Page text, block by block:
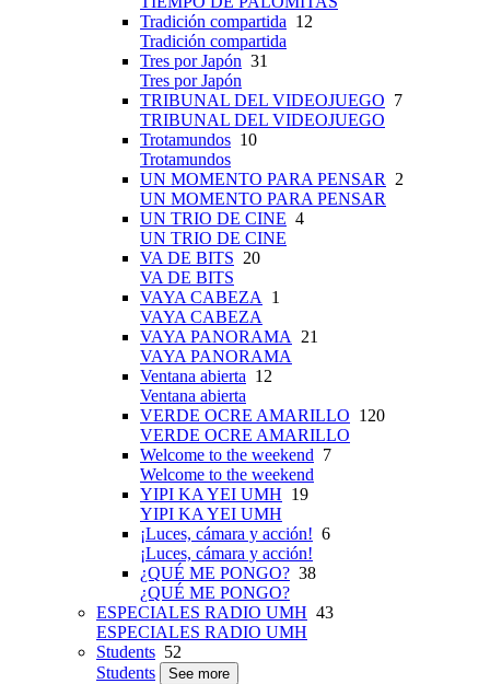
Tradición compartida 12
Tradición compartida
Tres por Japón 31
Tres por Japón
TRIBUNAL DEL VIDEOJUEGO 7
TRIBUNAL DEL VIDEOJUEGO
Trotamundos 10
Trotamundos
UN MOMENTO PARA PENSAR
2
UN MOMENTO PARA PENSAR
UN TRIO DE CINE 4
UN TRIO DE CINE
VA DE BITS 20
VA DE BITS
VAYA CABEZA
1
VAYA CABEZA
VAYA PANORAMA
21
VAYA PANORAMA
Ventana abierta 12
Ventana abierta
VERDE OCRE AMARILLO 120
VERDE OCRE AMARILLO
Welcome to the weekend 7
Welcome to the weekend
YIPI KA YEI UMH 19
YIPI KA YEI UMH
¡Luces, cámara y acción! 6
¡Luces, cámara y acción!
¿QUÉ ME PONGO? 38
¿QUÉ ME PONGO?
ESPECIALES RADIO UMH 43
ESPECIALES RADIO UMH
Students 52
Students
See more